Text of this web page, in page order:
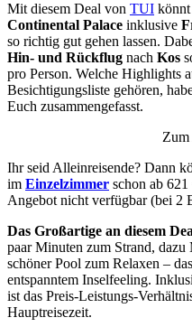
Mit diesem Deal von TUI
Continental Palace inklusive
so richtig gut gehen lassen.
Hin- und Rückflug nach Kos
pro Person. Welche Highlights
Besichtigungsliste gehören,
Euch zusammengefasst.
Ihr seid Alleinreisende? Dann
im Einzelzimmer schon ab
Angebot nicht verfügbar (bei 2
Das Großartige an diesem
paar Minuten zum Strand,
schöner Pool zum Relaxen –
entspanntem Inselfeeling.
ist das Preis-Leistungs-
Hauptreisezeit.